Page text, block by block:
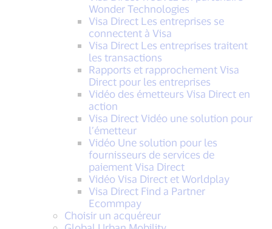
Wonder Technologies
Visa Direct Les entreprises se
connectent à Visa
Visa Direct Les entreprises traitent
les transactions
Rapports et rapprochement Visa
Direct pour les entreprises
Vidéo des émetteurs Visa Direct en
action
Visa Direct Vidéo une solution pour
l’émetteur
Vidéo Une solution pour les
fournisseurs de services de
paiement Visa Direct
Vidéo Visa Direct et Worldplay
Visa Direct Find a Partner
Ecommpay
Choisir un acquéreur